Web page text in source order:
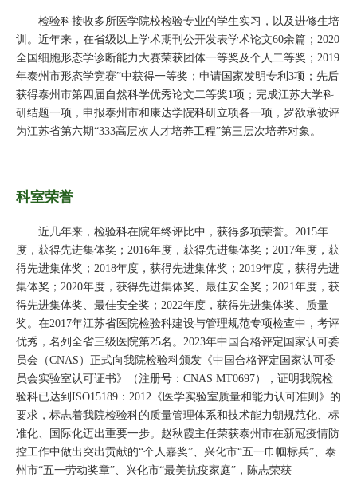
检验科接收多所医学院校检验专业的学生实习，以及进修生培
训。近年来，在省级以上学术期刊公开发表学术论文60余篇；2020
全国细胞形态学诊断能力大赛荣获团体一等奖及个人二等奖；2019
年泰州市形态学竞赛”中获得一等奖；申请国家发明专利3项；先后
获得泰州市第四届自然科学优秀论文二等奖1项；完成江苏大学科
研结题一项，申报泰州市和康达学院科研立项各一项，罗欲承被评
为江苏省第六期“333高层次人才培养工程”第三层次培养对象。
科室荣誉
近几年来，检验科在院年终评比中，获得多项荣誉。2015年
度，获得先进集体奖；2016年度，获得先进集体奖；2017年度，获
得先进集体奖；2018年度，获得先进集体奖；2019年度，获得先进
集体奖；2020年度，获得先进集体奖、最佳安全奖；2021年度，获
得先进集体奖、最佳安全奖；2022年度，获得先进集体奖、质量
奖。在2017年江苏省医院检验科建设与管理规范专项检查中，考评
优秀，名列全省三级医院第25名。2023年中国合格评定国家认可委
员会（CNAS）正式向我院检验科颁发《中国合格评定国家认可委
员会实验室认可证书》（注册号：CNAS MT0697），证明我院检
验科已达到ISO15189：2012《医学实验室质量和能力认可准则》的
要求，标志着我院检验科的质量管理体系和技术能力朝规范化、标
准化、国际化迈出重要一步。赵秋霞主任荣获泰州市在新冠疫情防
控工作中做出突出贡献的“个人嘉奖”、兴化市“五一巾帼标兵”、泰
州市“五一劳动奖章”、兴化市“最美抗疫家庭”，陈志荣获